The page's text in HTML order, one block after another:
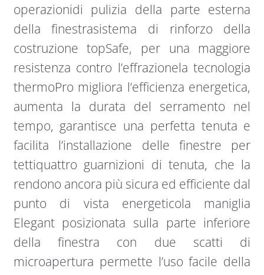
operazionidi pulizia della parte esterna
della finestrasistema di rinforzo della
costruzione topSafe, per una maggiore
resistenza contro l’effrazionela tecnologia
thermoPro migliora l’efficienza energetica,
aumenta la durata del serramento nel
tempo, garantisce una perfetta tenuta e
facilita l’installazione delle finestre per
tettiquattro guarnizioni di tenuta, che la
rendono ancora più sicura ed efficiente dal
punto di vista energeticola maniglia
Elegant posizionata sulla parte inferiore
della finestra con due scatti di
microapertura permette l’uso facile della